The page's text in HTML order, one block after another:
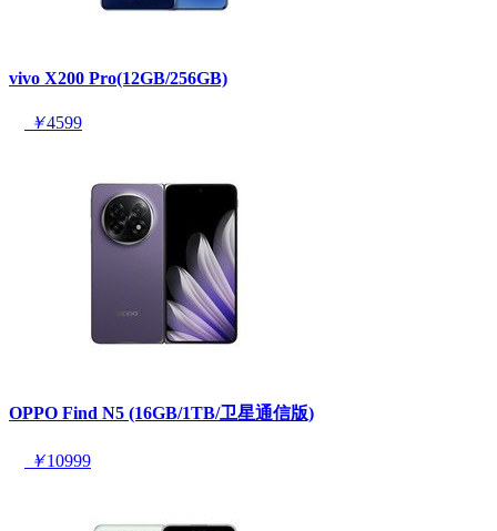
vivo X200 Pro(12GB/256GB)
￥4599
OPPO Find N5 (16GB/1TB/卫星通信版)
￥10999